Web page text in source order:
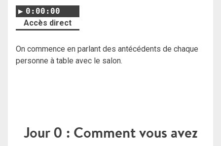
0:00:00
Accès direct
On commence en parlant des antécédents de chaque
personne à table avec le salon.
Jour 0 : Comment vous avez